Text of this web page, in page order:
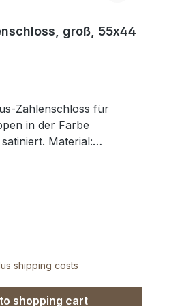
groß, 55x44
Zahlenschloss für
in der Farbe
Material:
Stück Oberteil für
Stück Zweispitznieten 1
Einstellen der
shipping costs
shopping cart